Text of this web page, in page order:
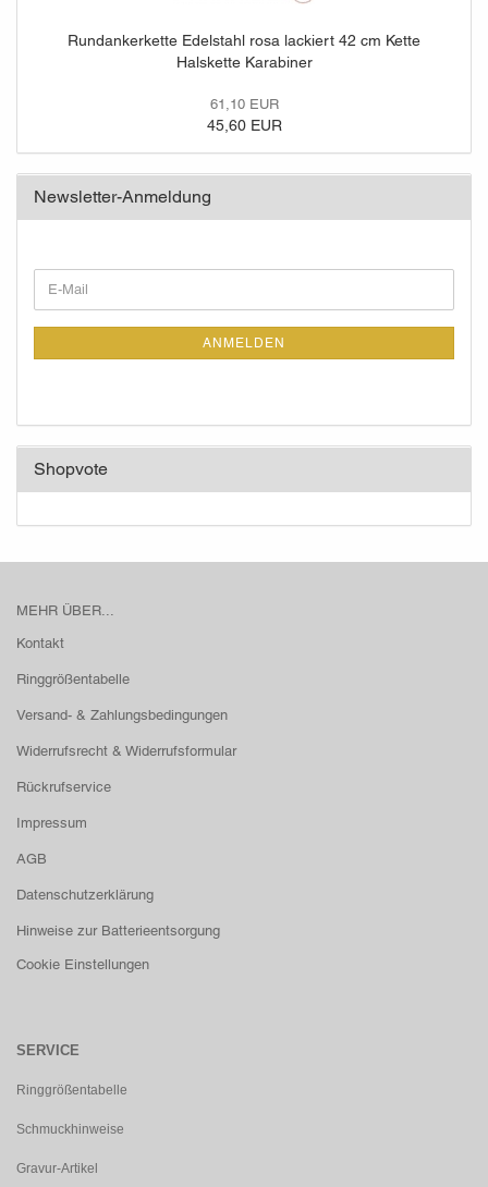
Rundankerkette Edelstahl rosa lackiert 42 cm Kette
Halskette Karabiner
61,10 EUR
45,60 EUR
Newsletter-Anmeldung
ZUR
E-
Mail
ANMELDEN
Shopvote
MEHR ÜBER...
Kontakt
Ringgrößentabelle
Versand- & Zahlungsbedingungen
Widerrufsrecht & Widerrufsformular
Rückrufservice
Impressum
AGB
Datenschutzerklärung
Hinweise zur Batterieentsorgung
Cookie Einstellungen
SERVICE
Ringgrößentabelle
Schmuckhinweise
Gravur-Artikel